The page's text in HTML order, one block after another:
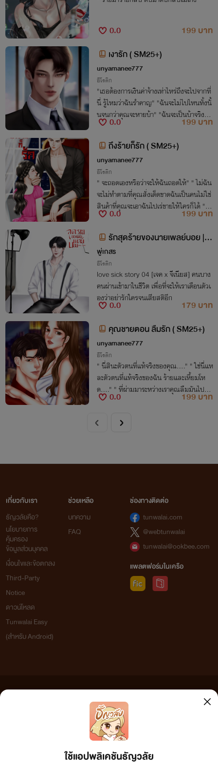
0.0
199 บาท
เงารัก ( SM25+)
unyamanee777
อีโรติก
"เธอต้องการเงินค่าจ้างเท่าไหร่ถึงจะไปจากที่
นี่ รู้ไหมว่าฉันรำคาญ" "ฉันจะไม่ไปไหนทั้งนั้
นจนกว่าคุณจะหายบ้า" "ฉันจะเป็นบ้าจริงๆก็
เพราะเธอเข้ามาในชีวิตฉันเนี่ยแหละออกไปก่
อนที่ฉันจะหมดความอดทนกับเธอไป๊!"
0.0
199 บาท
ถึงร้ายก็รัก ( SM25+)
unyamanee777
อีโรติก
" จะถอดเองหรือว่าจะให้ฉันถอดให้" " ไม่ฉัน
จะไม่ทำตามที่คุณสั่งเด็ดขาดฉันเป็นคนไม่ใช่
สินค้าที่คุณจะเอาฉันไปเร่ขายให้ใครก็ได้ " "
ถ้าไม่ทำงั้นก็หาเงินสิบล้านมาใช้หนี้สิ" " ฉัน
0.0
199 บาท
รักสุดร้ายของนายเพลย์บอย | lo
ve sick story 04
พู่เกสร
อีโรติก
love sick story 04 [เจค x จีเนียส] คนบาง
คนผ่านเข้ามาในชีวิต เพื่อที่จะให้เราเตือนตัวเ
องว่าอย่ารักใครจนเสียสติอีก
0.0
179 บาท
คุณชายตอน ลืมรัก ( SM25+)
unyamanee777
อีโรติก
" นี่สินะตัวตนที่แท้จริงของคุณ...." " ใช่นี่แห
ละตัวตนที่แท้จริงของฉัน ร้ายและเหี้ยมโห
ด...." " ที่ผ่ามมาระหว่างเราคุณลืมมันไปหม
ดแล้วเหรอ..." " ฉันไม่ได้ลืมแต่ฉันเลือกที่จ
0.0 199 บาท
ใช้แอปพลิเคชันธัญวลัย
เกี่ยวกับเรา
ธัญวลัยคือ?
นโยบายการ
คุ้มครอง
ข้อมูลส่วนบุคคล
เงื่อนไขและข้อตกลง
Third-Party
Notice
ดาวน์โหลด
Tunwalai Easy
(สำหรับ Android)
ช่วยเหลือ
บทความ
FAQ
ช่องทางติดต่อ
tunwalai.com
@webtunwalai
tunwalai@ookbee.com
แพลตฟอร์มในเครือ
เว็บไซต์แห่งนี้ไม่ได้เห็นด้วยและไม่ขอรับผิดชอบต่อข้อความใดๆ ทั้งสิ้น ดังนั้นผู้อ่านทุกท่านโปรดใช้
วิจารณญาณในการกลั่นกรองด้วยตนเอง และหากท่านพบข้อความใดๆ ที่ขัดต่อกฎหมายและศีลธรรม
กรุณาแจ้งมาที่ tunwalai@ookbee.com เพื่อทีมงานจะได้ดำเนินการในทันที ทั้งนี้ ทางเว็บไซต์ขอสงวน
ลิขสิทธิ์ตามพระราชบัญญัติลิขสิทธิ์ (ฉบับเพิ่มเติม) พ.ศ.2558